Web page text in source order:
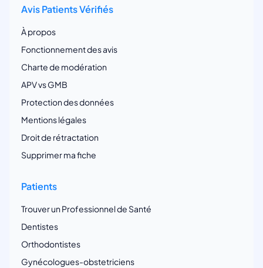
Avis Patients Vérifiés
À propos
Fonctionnement des avis
Charte de modération
APV vs GMB
Protection des données
Mentions légales
Droit de rétractation
Supprimer ma fiche
Patients
Trouver un Professionnel de Santé
Dentistes
Orthodontistes
Gynécologues-obstetriciens